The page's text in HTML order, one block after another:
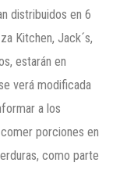
distribuidos en 6
Kitchen, Jack´s,
estarán en
verá modificada
a los
porciones en
como parte